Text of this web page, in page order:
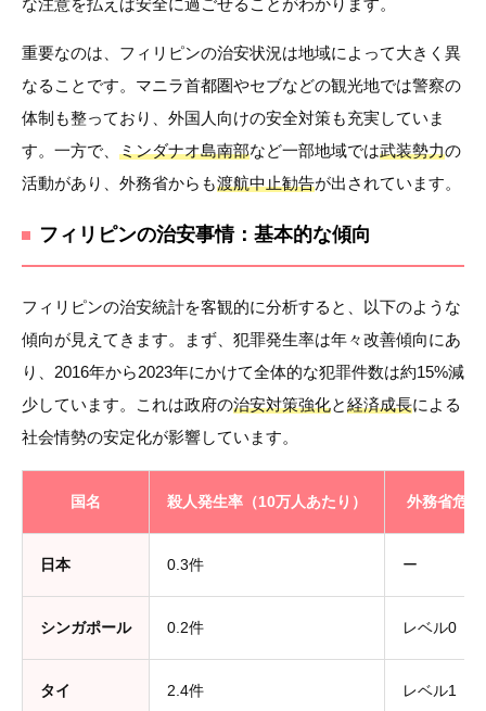
な注意を払えば安全に過ごせることがわかります。
重要なのは、フィリピンの治安状況は地域によって大きく異
なることです。マニラ首都圏やセブなどの観光地では警察の
体制も整っており、外国人向けの安全対策も充実していま
す。一方で、 ミンダナオ島南部など一部地域では武装勢力の
活動があり、外務省からも渡航中止勧告が出されています。
フィリピンの治安事情：基本的な傾向
フィリピンの治安統計を客観的に分析すると、以下のような
傾向が見えてきます。まず、犯罪発生率は年々改善傾向にあ
り、2016年から2023年にかけて全体的な犯罪件数は約15%減
少しています。これは政府の治安対策強化と経済成長による
社会情勢の安定化が影響しています。
国名 殺人発生率（10万人あたり） 外務省危
日本 0.3件 ー
シンガポール 0.2件 レベル0
タイ 2.4件 レベル1